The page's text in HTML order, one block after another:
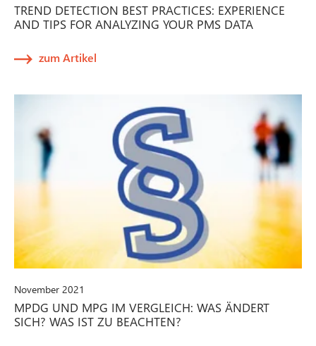
TREND DETECTION BEST PRACTICES: EXPERIENCE
AND TIPS FOR ANALYZING YOUR PMS DATA
zum Artikel
November 2021
MPDG UND MPG IM VERGLEICH: WAS ÄNDERT
SICH? WAS IST ZU BEACHTEN?